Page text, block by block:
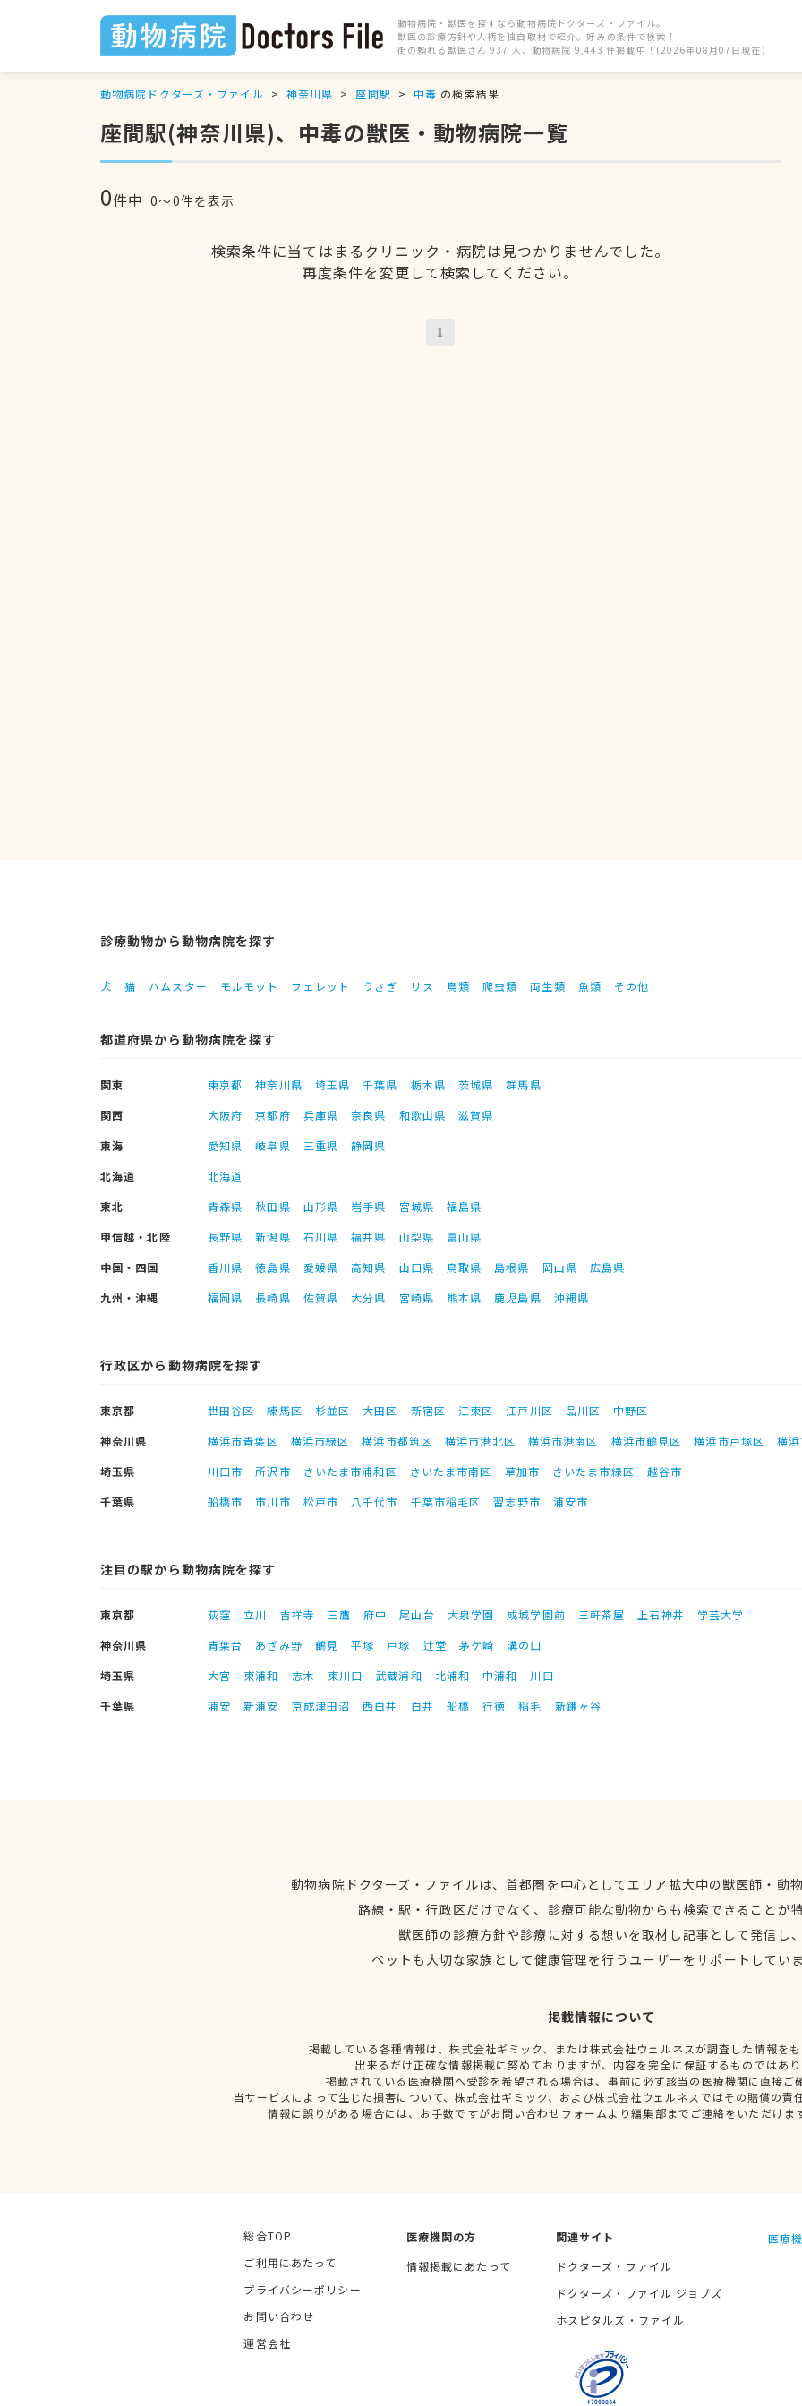
動物病院・獣医を探すなら動物病院ドクターズ・ファイル。
獣医の診療方針や人柄を独自取材で紹介。好みの条件で検索！
街の頼れる獣医さん 937 人、動物病院 9,443 件掲載中！(2026年08月07日現在)
動物病院ドクターズ・ファイル 神奈川県 座間駅 中毒 の検索結果
座間駅(神奈川県)、中毒の獣医・動物病院一覧
0件中 0〜0件を表示
検索条件に当てはまるクリニック・病院は見つかりませんでした。
再度条件を変更して検索してください。
1
診療動物から動物病院を探す
犬 猫 ハムスター モルモット フェレット うさぎ リス 鳥類 爬虫類 両生類 魚類 その他
都道府県から動物病院を探す
関東 東京都 神奈川県 埼玉県 千葉県 栃木県 茨城県
群馬県
関西
大阪府 京都府 兵庫県 奈良県 和歌山県
滋賀県
東海
愛知県 岐阜県 三重県
静岡県
北海道
北海道
東北
青森県 秋田県 山形県 岩手県 宮城県
福島県
甲信越・北陸
長野県 新潟県 石川県 福井県 山梨県
富山県
中国・四国
香川県 徳島県 愛媛県 高知県 山口県 鳥取県 島根県 岡山県
広島県
九州・沖縄
福岡県 長崎県 佐賀県 大分県 宮崎県 熊本県 鹿児島県 沖縄県
行政区から動物病院を探す
東京都 世田谷区 練馬区 杉並区 大田区 新宿区 江東区 江戸川区 品川区
中野区
神奈川県
横浜市青葉区 横浜市緑区 横浜市都筑区 横浜市港北区 横浜市港南区 横浜市鶴見区 横浜市戸塚区
横
埼玉県
川口市 所沢市 さいたま市浦和区 さいたま市南区 草加市 さいたま市緑区
越谷市
千葉県
船橋市 市川市 松戸市 八千代市 千葉市稲毛区 習志野市 浦安市
注目の駅から動物病院を探す
東京都 荻窪 立川 吉祥寺 三鷹 府中 尾山台 大泉学園 成城学園前 三軒茶屋 上石神井
学芸大学
神奈川県
青葉台 あざみ野 鶴見 平塚 戸塚 辻堂 茅ケ崎
溝の口
埼玉県
大宮 東浦和 志木 東川口 武蔵浦和 北浦和 中浦和
川口
千葉県
浦安 新浦安 京成津田沼 西白井 白井 船橋 行徳 稲毛 新鎌ヶ谷
動物病院ドクターズ・ファイルは、首都圏を中心としてエリア拡大中の獣医師・動
路線・駅・行政区だけでなく、診療可能な動物からも検索できることが
獣医師の診療方針や診療に対する想いを取材し記事として発信し
ペットも大切な家族として健康管理を行うユーザーをサポートしてい
掲載情報について
掲載している各種情報は、株式会社ギミック、または株式会社ウェルネスが調査した情報を
出来るだけ正確な情報掲載に努めておりますが、内容を完全に保証するものではあ
掲載されている医療機関へ受診を希望される場合は、事前に必ず該当の医療機関に直接ご
当サービスによって生じた損害について、株式会社ギミック、および株式会社ウェルネスではその賠償の責
情報に誤りがある場合には、お手数ですがお問い合わせフォームより編集部までご連絡をいただけま
総合TOP
ご利用にあたって
プライバシーポリシー
お問い合わせ
運営会社
医療機関の方
情報掲載にあたって
関連サイト
ドクターズ・ファイル
ドクターズ・ファイル ジョブズ
ホスピタルズ・ファイル
医療